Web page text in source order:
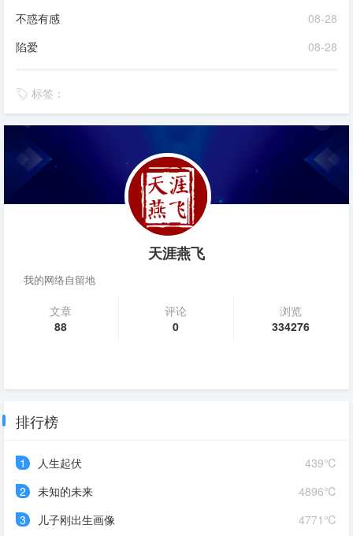
08-28
不惑有感
08-28
陷爱
标签：
天涯燕飞
我的网络自留地
文章
88
评论
0
浏览
334276
排行榜
439℃
1
人生起伏
4896℃
2
未知的未来
4771℃
3
儿子刚出生画像